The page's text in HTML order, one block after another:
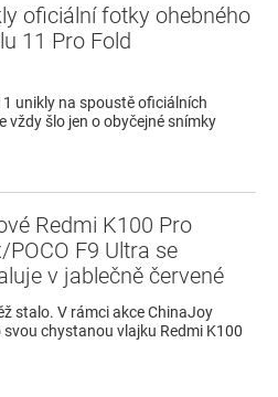
oficiální fotky ohebného
11 Pro Fold
unikly na spoustě oficiálních
vždy šlo jen o obyčejné snímky
Redmi K100 Pro
POCO F9 Ultra se
v jablečně červené
stalo. V rámci akce ChinaJoy
chystanou vlajku Redmi K100